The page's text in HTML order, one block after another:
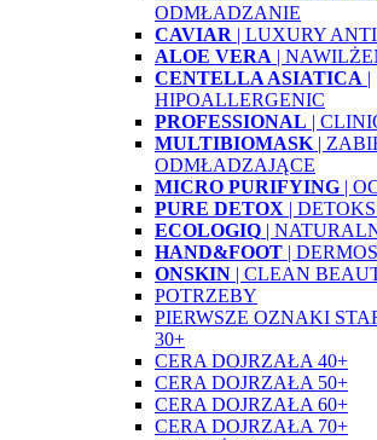
ODMŁADZANIE
CAVIAR | LUXURY
ALOE VERA |
CENTELLA ASIATICA |
HIPOALLERGENIC
PROFESSIONAL |
MULTIBIOMASK |
ODMŁADZAJĄCE
MICRO PURIFYING |
PURE DETOX |
ECOLOGIQ |
HAND&FOOT |
ONSKIN | CLEAN
POTRZEBY
PIERWSZE OZNAKI
30+
CERA DOJRZAŁA 40+
CERA DOJRZAŁA 50+
CERA DOJRZAŁA 60+
CERA DOJRZAŁA 70+